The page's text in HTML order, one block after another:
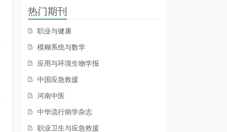
热门期刊
职业与健康
模糊系统与数学
应用与环境生物学报
中国应急救援
河南中医
中华流行病学杂志
职业卫生与应急救援